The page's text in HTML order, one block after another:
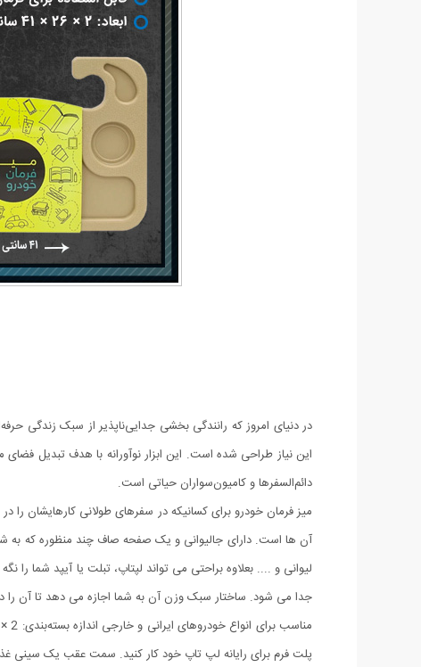
در دنیای امروز که رانندگی بخشی جدایی‌ناپذیر از سبک زندگی
این نیاز طراحی شده است. این ابزار نوآورانه با هدف تبدیل
دائم‌السفرها و کامیون‌سواران حیاتی است.
میز فرمان خودرو برای کسانیکه در سفرهای طولانی کارهایشان
آن ها است. دارای جالیوانی و یک صفحه صاف چند منظوره که به
لیوانی و .... بعلاوه براحتی می تواند لپتاپ، تبلت یا آیپد شما
جدا می شود. ساختار سبک وزن آن به شما اجازه می دهد تا آن
پلت فرم برای رایانه لپ تاپ خود کار کنید. سمت عقب یک